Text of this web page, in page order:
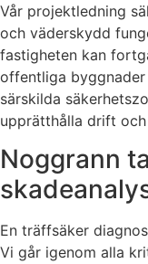
Vår projektledning
och väderskydd
fastigheten kan
offentliga
särskilda
upprätthålla drift
Noggrann
En träffsäker
Vi går igenom alla